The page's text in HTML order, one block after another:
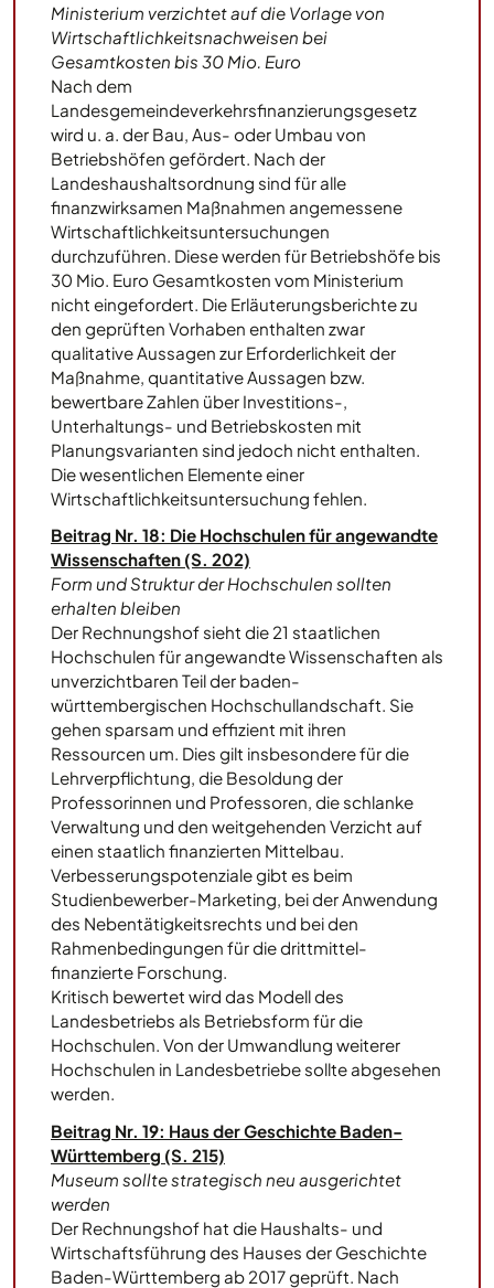
Ministerium verzichtet auf die Vorlage von
Wirtschaftlichkeitsnachweisen bei
Gesamtkosten bis 30 Mio. Euro
Nach dem
Landesgemeindeverkehrsfinanzierungsgesetz
wird u. a. der Bau, Aus- oder Umbau von
Betriebshöfen gefördert. Nach der
Landeshaushaltsordnung sind für alle
finanzwirksamen Maßnahmen angemessene
Wirtschaftlichkeitsuntersuchungen
durchzuführen. Diese werden für Betriebshöfe bis
30 Mio. Euro Gesamtkosten vom Ministerium
nicht eingefordert. Die Erläuterungsberichte zu
den geprüften Vorhaben enthalten zwar
qualitative Aussagen zur Erforderlichkeit der
Maßnahme, quantitative Aussagen bzw.
bewertbare Zahlen über Investitions-,
Unterhaltungs- und Betriebskosten mit
Planungsvarianten sind jedoch nicht enthalten.
Die wesentlichen Elemente einer
Wirtschaftlichkeitsuntersuchung fehlen.
Beitrag Nr. 18: Die Hochschulen für angewandte
Wissenschaften (S. 202)
Form und Struktur der Hochschulen sollten
erhalten bleiben
Der Rechnungshof sieht die 21 staatlichen
Hochschulen für angewandte Wissenschaften als
unverzichtbaren Teil der baden-
württembergischen Hochschullandschaft. Sie
gehen sparsam und effizient mit ihren
Ressourcen um. Dies gilt insbesondere für die
Lehrverpflichtung, die Besoldung der
Professorinnen und Professoren, die schlanke
Verwaltung und den weitgehenden Verzicht auf
einen staatlich finanzierten Mittelbau.
Verbesserungspotenziale gibt es beim
Studienbewerber-Marketing, bei der Anwendung
des Nebentätigkeitsrechts und bei den
Rahmenbedingungen für die drittmittel-
finanzierte Forschung.
Kritisch bewertet wird das Modell des
Landesbetriebs als Betriebsform für die
Hochschulen. Von der Umwandlung weiterer
Hochschulen in Landesbetriebe sollte abgesehen
werden.
Beitrag Nr. 19: Haus der Geschichte Baden-
Württemberg (S. 215)
Museum sollte strategisch neu ausgerichtet
werden
Der Rechnungshof hat die Haushalts- und
Wirtschaftsführung des Hauses der Geschichte
Baden-Württemberg ab 2017 geprüft. Nach